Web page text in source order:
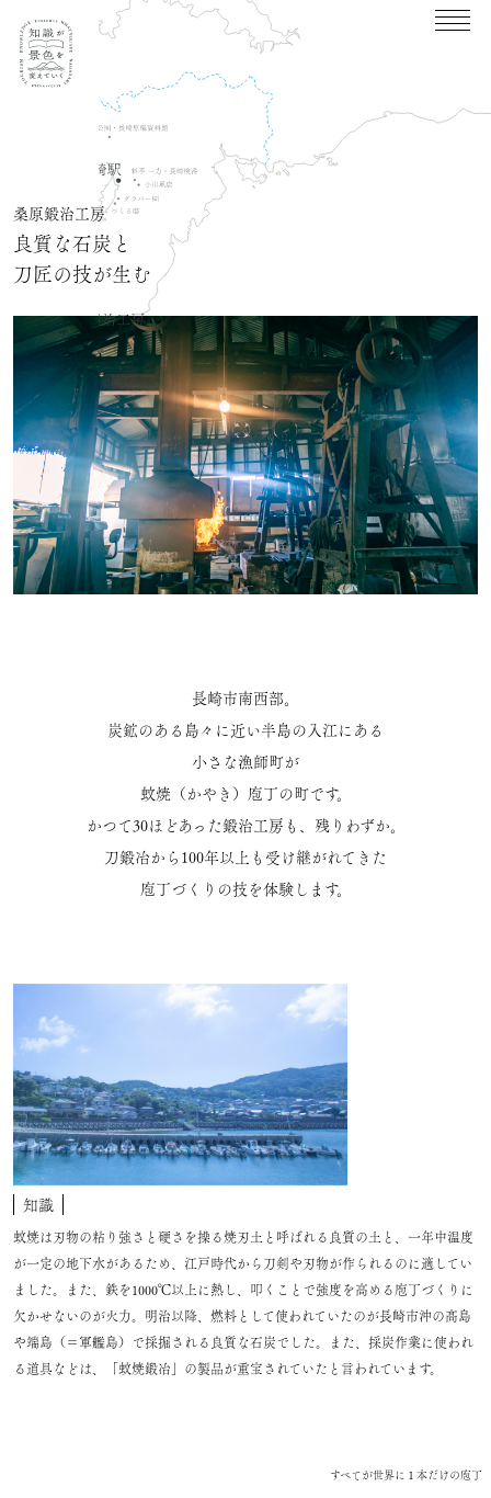
桑原鍛治工房
良質な石炭と
刀匠の技が生む
長崎市南西部。
炭鉱のある島々に近い半島の入江にある
小さな漁師町が
蚊焼（かやき）庖丁の町です。
かつて30ほどあった鍛治工房も、残りわずか。
刀鍛冶から100年以上も受け継がれてきた
庖丁づくりの技を体験します。
知識
蚊焼は刃物の粘り強さと硬さを操る焼刃土と呼ばれる良質の土と、一年中温度
が一定の地下水があるため、江戸時代から刀剣や刃物が作られるのに適してい
ました。また、鉄を1000℃以上に熱し、叩くことで強度を高める庖丁づくりに
欠かせないのが火力。明治以降、燃料として使われていたのが長崎市沖の髙島
や端島（＝軍艦島）で採掘される良質な石炭でした。また、採炭作業に使われ
る道具などは、「蚊焼鍛冶」の製品が重宝されていたと言われています。
すべてが世界に１本だけの庖丁